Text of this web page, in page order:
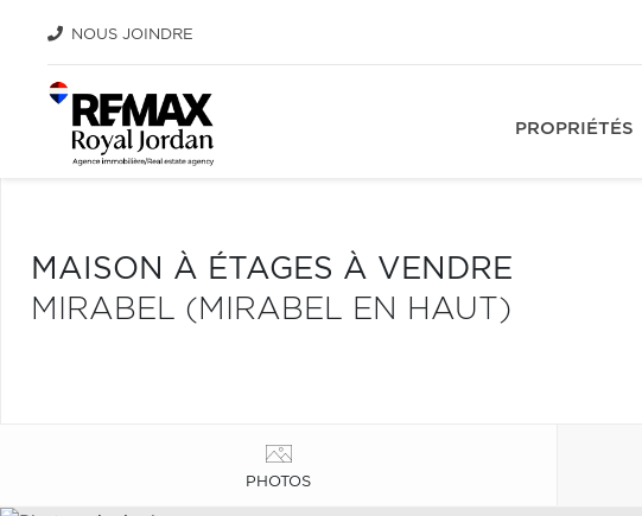
NOUS JOINDRE
PROPRIÉTÉS
MAISON À ÉTAGES À VENDRE
MIRABEL (MIRABEL EN HAUT)
PHOTOS